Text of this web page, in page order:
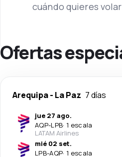
cuándo quieres
Ofertas
Arequipa- La Paz 7 días
jue 27 ago.
AQP-LPB· 1 escala
LATAM Airlines
mié 02 set.
LPB-AQP· 1 escala